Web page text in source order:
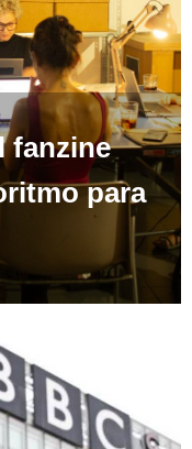
fanzine
para